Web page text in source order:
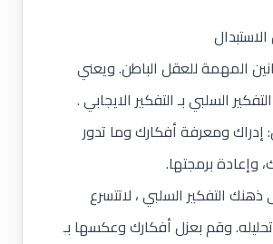
المهمة للعقل الباطن. ويعني
السلبي بـ التفكير الايجابي .
ومعرفة أفكارك وما تدور
وإعادة برمجتها.
ذهنك التفكير السلبي ، لاتتسرع
وقم بعزل أفكارك وعكسها بـ